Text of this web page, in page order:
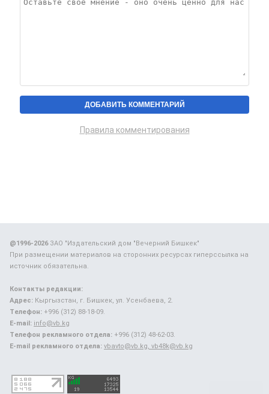
Правила комментирования
@1996-2026ЗАО "Издательский дом "Вечерний Бишкек"
При размещении материалов на сторонних ресурсах гиперссылка на
источник обязательна.
Контакты редакции:
Адрес: Кыргызстан, г. Бишкек, ул. Усенбаева, 2.
Телефон: +996 (312) 88-18-09.
E-mail: info@vb.kg
Телефон рекламного отдела: +996 (312) 48-62-03.
E-mail рекламного отдела: vbavto@vb.kg, vb48k@vb.kg